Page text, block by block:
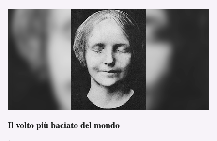
Il volto più baciato del mondo